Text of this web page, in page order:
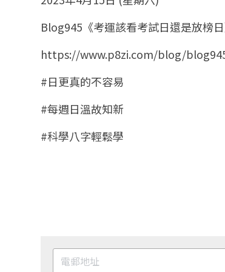
Blog945《考運該看考試日還是放榜日
https://www.p8zi.com/blog/
#日更真的不容易
#每週日溫故知新
#科學八字輕鬆學